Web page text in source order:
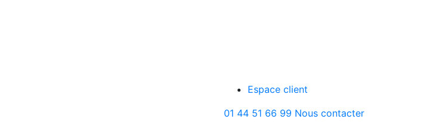
Espace client
01 44 51 66 99 Nous contacter